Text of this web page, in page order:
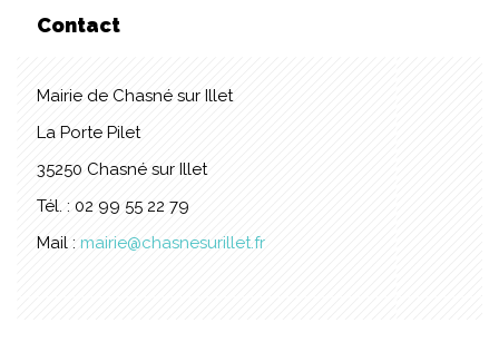
Contact
Mairie de Chasné sur Illet
La Porte Pilet
35250 Chasné sur Illet
Tél. : 02 99 55 22 79
Mail : mairie@chasnesurillet.fr